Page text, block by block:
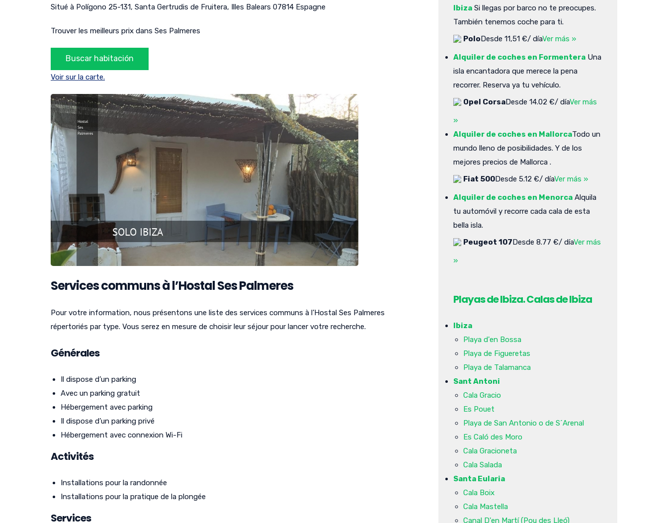
Situé à Polígono 25-131, Santa Gertrudis de Fruitera, Illes Balears 07814 Espagne
Trouver les meilleurs prix dans Ses Palmeres
Voir sur la carte.
Services communs à l’Hostal Ses Palmeres
Pour votre information, nous présentons une liste des services communs à l’Hostal Ses Palmeres
répertoriés par type. Vous serez en mesure de choisir leur séjour pour lancer votre recherche.
Générales
Il dispose d’un parking
Avec un parking gratuit
Hébergement avec parking
Il dispose d’un parking privé
Hébergement avec connexion Wi-Fi
Activités
Installations pour la randonnée
Installations pour la pratique de la plongée
Services
Ibiza Si llegas por barco no te preocupes.
También tenemos coche para ti.
PoloDesde 11,51 €/ díaVer más »
Alquiler de coches en Formentera Una
isla encantadora que merece la pena
recorrer. Reserva ya tu vehículo.
Opel CorsaDesde 14.02 €/ díaVer más
»
Alquiler de coches en MallorcaTodo un
mundo lleno de posibilidades. Y de los
mejores precios de Mallorca .
Fiat 500Desde 5.12 €/ díaVer más »
Alquiler de coches en Menorca Alquila
tu automóvil y recorre cada cala de esta
bella isla.
Peugeot 107Desde 8.77 €/ díaVer más
»
Playas de Ibiza. Calas de Ibiza
Ibiza
Playa d'en Bossa
Playa de Figueretas
Playa de Talamanca
Sant Antoni
Cala Gracio
Es Pouet
Playa de San Antonio o de S´Arenal
Es Caló des Moro
Cala Gracioneta
Cala Salada
Santa Eularia
Cala Boix
Cala Mastella
Canal D'en Martí (Pou des Lleó)